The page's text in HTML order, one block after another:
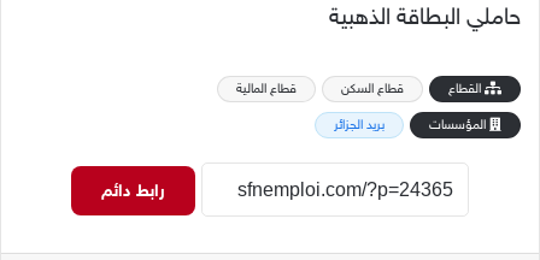
حاملي البطاقة الذهبية
القطاع قطاع السكن
قطاع المالية
المؤسسات
بريد الجزائر
رابط دائم